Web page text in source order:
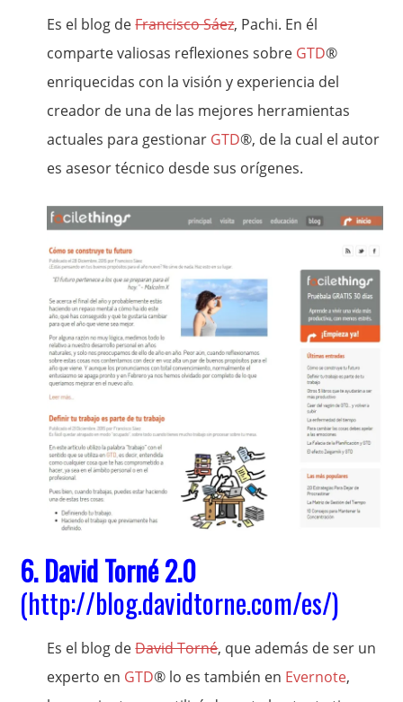
Es el blog deFrancisco Sáez, Pachi. En él
comparte valiosas reflexiones sobre GTD®
enriquecidas con la visión y experiencia del
creador de una de las mejores herramientas
actuales para gestionar GTD®, de la cual el autor
es asesor técnico desde sus orígenes.
6.David Torné 2.0
(http://blog.davidtorne.com/es/)
Es el blog deDavid Torné, que además de ser un
experto en GTD® lo es también en Evernote,